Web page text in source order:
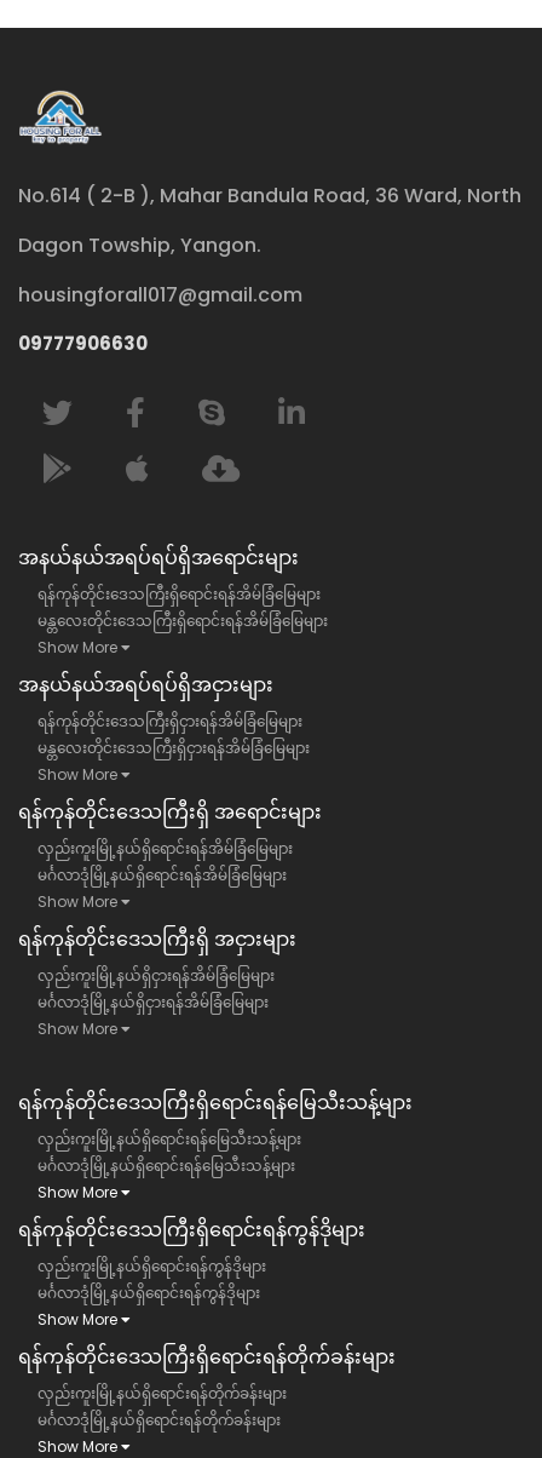
No.614 ( 2-B ), Mahar Bandula Road, 36 Ward, North
Dagon Towship, Yangon.
housingforall017@gmail.com
09777906630
အနယ်နယ်အရပ်ရပ်ရှိအရောင်းများ
ရန်ကုန်တိုင်းဒေသကြီးရှိရောင်းရန်အိမ်ခြံမြေများ
မန္တလေးတိုင်းဒေသကြီးရှိရောင်းရန်အိမ်ခြံမြေများ
Show More
အနယ်နယ်အရပ်ရပ်ရှိအငှားများ
ရန်ကုန်တိုင်းဒေသကြီးရှိငှားရန်အိမ်ခြံမြေများ
မန္တလေးတိုင်းဒေသကြီးရှိငှားရန်အိမ်ခြံမြေများ
Show More
ရန်​ကုန်တိုင်းဒေသကြီး​ရှိ အရောင်းများ
လှည်းကူးမြို့နယ်ရှိရောင်းရန်အိမ်ခြံမြေများ
မင်္ဂလာဒုံမြို့နယ်ရှိရောင်းရန်အိမ်ခြံမြေများ
Show More
ရန်​ကုန်တိုင်းဒေသကြီး​ရှိ အငှားများ
လှည်းကူးမြို့နယ်ရှိငှားရန်အိမ်ခြံမြေများ
မင်္ဂလာဒုံမြို့နယ်ရှိငှားရန်အိမ်ခြံမြေများ
Show More
ရန်ကုန်တိုင်းဒေသကြီး​ရှိရောင်းရန်မြေသီးသန့်များ
လှည်းကူးမြို့နယ်ရှိရောင်းရန်မြေသီးသန့်များ
မင်္ဂလာဒုံမြို့နယ်ရှိရောင်းရန်မြေသီးသန့်များ
Show More
ရန်ကုန်တိုင်းဒေသကြီး​ရှိရောင်းရန်ကွန်ဒိုများ
လှည်းကူးမြို့နယ်ရှိရောင်းရန်ကွန်ဒိုများ
မင်္ဂလာဒုံမြို့နယ်ရှိရောင်းရန်ကွန်ဒိုများ
Show More
ရန်ကုန်တိုင်းဒေသကြီး​ရှိရောင်းရန်တိုက်ခန်းများ
လှည်းကူးမြို့နယ်ရှိရောင်းရန်တိုက်ခန်းများ
မင်္ဂလာဒုံမြို့နယ်ရှိရောင်းရန်တိုက်ခန်းများ
Show More